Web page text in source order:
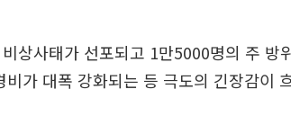
상사태가 선포되고 1만5000명의 주 방
가 대폭 강화되는 등 극도의 긴장감이